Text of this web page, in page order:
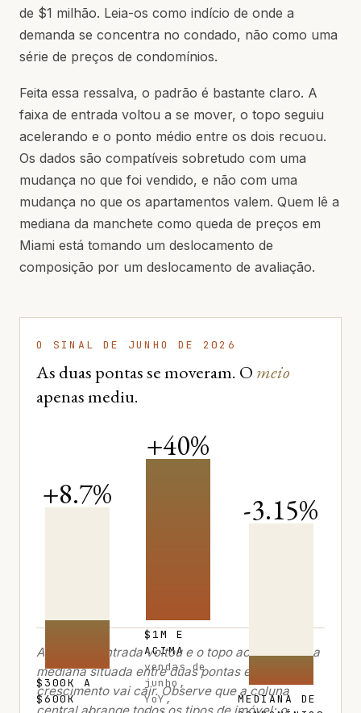
de $1 milhão. Leia-os como indício de onde a
demanda se concentra no condado, não como uma
série de preços de condomínios.
Feita essa ressalva, o padrão é bastante claro. A
faixa de entrada voltou a se mover, o topo seguiu
acelerando e o ponto médio entre os dois recuou.
Os dados são compatíveis sobretudo com uma
mudança no que foi vendido, e não com uma
mudança no que os apartamentos valem. Quem lê a
mediana da manchete como queda de preços em
Miami está tomando um deslocamento de
composição por um deslocamento de avaliação.
O SINAL DE JUNHO DE 2026
As duas pontas se moveram. O meio
apenas mediu.
+8.7%
$300K A
$600K
+40%
$1M E
ACIMA
vendas de
junho,
YoY,
-3.15%
MEDIANA DE
A faixa de entrada voltou e o topo acelerou. Uma
mediana situada entre duas pontas em
crescimento vai cair. Observe que a coluna